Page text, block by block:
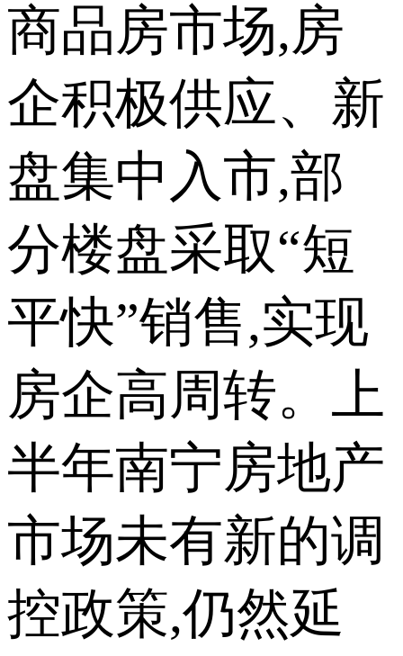
商品房市场,房
企积极供应、新
盘集中入市,部
分楼盘采取“短
平快”销售,实现
房企高周转。上
半年南宁房地产
市场未有新的调
控政策,仍然延